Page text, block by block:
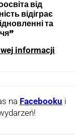
від
відіграє
та
informacji
na Facebooku i